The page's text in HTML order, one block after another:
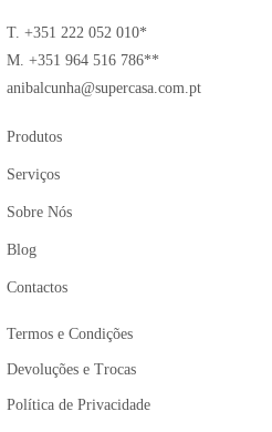
T. +351 222 052 010*
M. +351 964 516 786**
anibalcunha@supercasa.com.pt
Produtos
Serviços
Sobre Nós
Blog
Contactos
Termos e Condições
Devoluções e Trocas
Política de Privacidade